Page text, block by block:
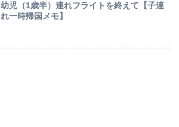
幼児（1歳半）連れフライトを終えて【子連
れ一時帰国メモ】